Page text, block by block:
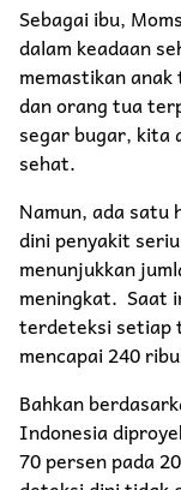
Sebagai ibu,
dalam keadaan
memastikan
dan orang tua
segar bugar, kita
sehat.
Namun, ada satu
dini penyakit
menunjukkan
meningkat. Saat
terdeteksi setiap
mencapai 240
Bahkan
Indonesia
70 persen pada